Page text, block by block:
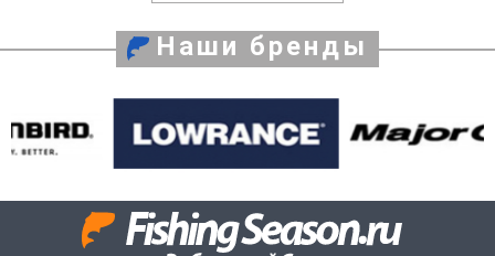
Наши бренды